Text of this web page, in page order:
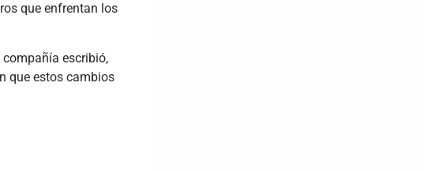
que enfrentan los
escribió,
que estos cambios